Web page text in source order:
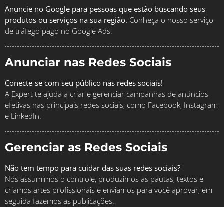
Anuncie no Google para pessoas que estão buscando seus
produtos ou serviços na sua região. Conheça o nosso serviço
de tráfego pago no Google Ads.
Anunciar nas Redes Sociais
Conecte-se com seu público nas redes sociais!
A Expert te ajuda a criar e gerenciar campanhas de anúncios
efetivas nas principais redes sociais, como Facebook, Instagram
e LinkedIn.
Gerenciar as Redes Sociais
Não tem tempo para cuidar das suas redes sociais?
Nós assumimos o controle, produzimos as pautas, textos e
criamos artes profissionais e enviamos para você aprovar, em
seguida fazemos as publicações.